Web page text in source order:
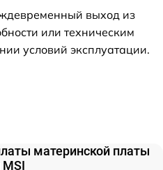
выход из
или техническим
условий эксплуатации.
материнской платы